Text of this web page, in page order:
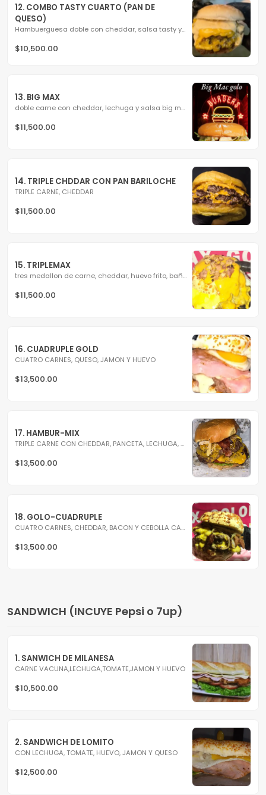
12. COMBO TASTY CUARTO (PAN DE
QUESO)
Hambuerguesa doble con cheddar, salsa tasty y salsa cuarto...
$10,500.00
13. BIG MAX
doble carne con cheddar, lechuga y salsa big mac
$11,500.00
14. TRIPLE CHDDAR CON PAN BARILOCHE
TRIPLE CARNE, CHEDDAR
$11,500.00
15. TRIPLEMAX
tres medallon de carne, cheddar, huevo frito, baño de...
$11,500.00
16. CUADRUPLE GOLD
CUATRO CARNES, QUESO, JAMON Y HUEVO
$13,500.00
17. HAMBUR-MIX
TRIPLE CARNE CON CHEDDAR, PANCETA, LECHUGA, TOMATE Y HUEVO
$13,500.00
18. GOLO-CUADRUPLE
CUATRO CARNES, CHEDDAR, BACON Y CEBOLLA CARAMELIZADA
$13,500.00
SANDWICH (INCUYE Pepsi o 7up)
1. SANWICH DE MILANESA
CARNE VACUNA,LECHUGA,TOMATE,JAMON Y HUEVO
$10,500.00
2. SANDWICH DE LOMITO
CON LECHUGA, TOMATE, HUEVO, JAMON Y QUESO
$12,500.00